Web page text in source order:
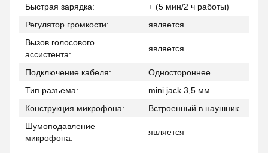
Быстрая зарядка:
+ (5 мин/2 ч работы)
Регулятор громкости:
является
Вызов голосового
ассистента:
является
Подключение кабеля:
Одностороннее
Тип разъема:
mini jack 3,5 мм
Конструкция микрофона:
Встроенный в наушник
Шумоподавление
микрофона:
является